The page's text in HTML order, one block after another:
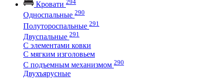
Кровати 294
Односпальные 290
Полутороспальные 291
Двуспальные 291
С элементами ковки
С мягким изголовьем
С подъемным механизмом 290
Двухъярусные